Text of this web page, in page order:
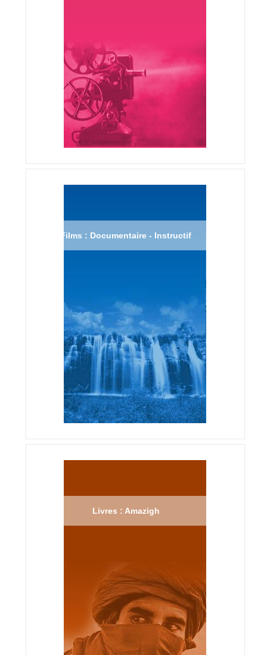
Films : Documentaire - Instructif
Livres : Amazigh